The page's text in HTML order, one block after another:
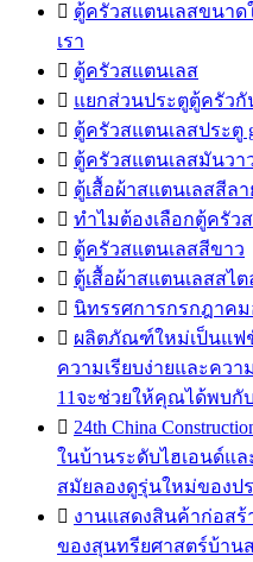
 ตู้ครัวสแตนเลสขนาด
เรา
 ตู้ครัวสแตนเลส
 แยกส่วนประตูตู้ครัวกั
 ตู้ครัวสแตนเลสประตู
 ตู้ครัวสแตนเลสมันวา
 ตู้เสื้อผ้าสแตนเลสสีลา
 ทำไมต้องเลือกตู้ครัว
 ตู้ครัวสแตนเลสสีขาว
 ตู้เสื้อผ้าสแตนเลสสไ
 นิทรรศการกรกฎาคม
 ผลิตภัณฑ์ใหม่เป็นแฟ
ความเรียบง่ายและคว
11จะช่วยให้คุณได้พบกั
 24th China
ในบ้านระดับไฮเอนด์
สมัยลองดูรุ่นใหม่ของป
 งานแสดงสินค้าก่อสร้
ของสุนทรียศาสตร์บ้านส